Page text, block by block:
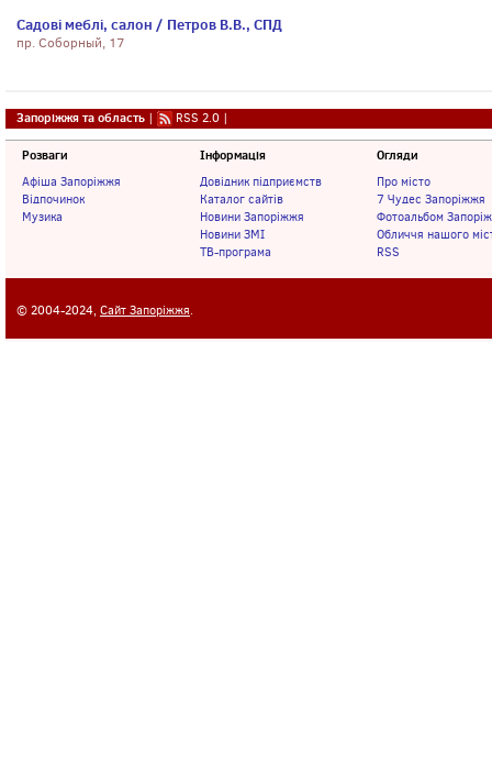
Садові меблі, салон / Петров В.В., СПД
пр. Соборный, 17
Запоріжжя та область | RSS 2.0 |
Розваги
Афіша Запоріжжя
Відпочинок
Музика
Інформація
Довідник підприємств
Каталог сайтів
Новини Запоріжжя
Новини ЗМІ
ТВ-програма
Огляди
Про місто
7 Чудес Запоріжжя
Фотоальбом
Обличчя нашого
RSS
© 2004-2024, Сайт Запоріжжя.